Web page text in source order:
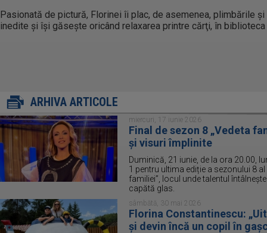
Pasionată de pictură, Florinei îi plac, de asemenea, plimbările
inedite şi îşi găseşte oricând relaxarea printre cărţi, în biblioteca
ARHIVA ARTICOLE
miercuri, 17 iunie 2026
Final de sezon 8 „Vedeta
și visuri împlinite
Duminică, 21 iunie, de la ora 20.00,
1 pentru ultima ediție a sezonului 8
familiei”, locul unde talentul
capătă glas.
sâmbătă, 30 mai 2026
Florina Constantinescu:
și devin încă un copil în